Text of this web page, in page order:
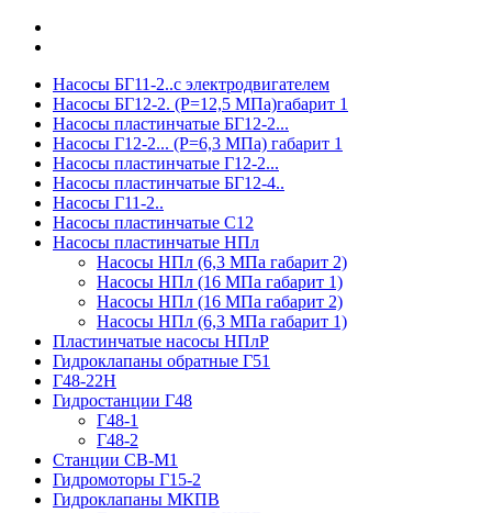
Насосы БГ11-2..с электродвигателем
Насосы БГ12-2. (Р=12,5 МПа)габарит 1
Насосы пластинчатые БГ12-2...
Насосы Г12-2... (Р=6,3 МПа) габарит 1
Насосы пластинчатые Г12-2...
Насосы пластинчатые БГ12-4..
Насосы Г11-2..
Насосы пластинчатые С12
Насосы пластинчатые НПл
Насосы НПл (6,3 МПа габарит 2)
Насосы НПл (16 МПа габарит 1)
Насосы НПл (16 МПа габарит 2)
Насосы НПл (6,3 МПа габарит 1)
Пластинчатые насосы НПлР
Гидроклапаны обратные Г51
Г48-22Н
Гидростанции Г48
Г48-1
Г48-2
Станции СВ-М1
Гидромоторы Г15-2
Гидроклапаны МКПВ